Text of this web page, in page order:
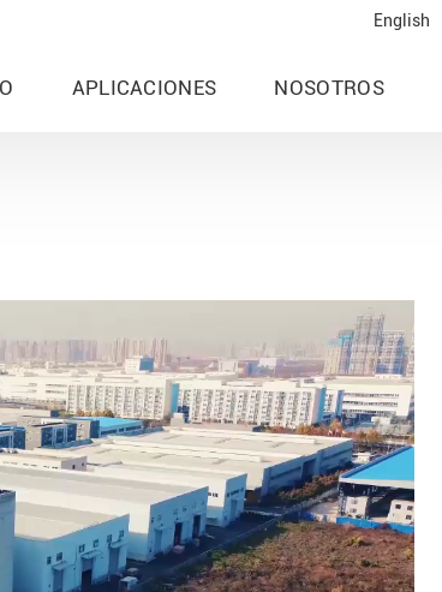
English
APLICACIONES NOSOTROS